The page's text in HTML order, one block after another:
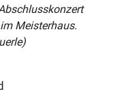
Meisterhaus.